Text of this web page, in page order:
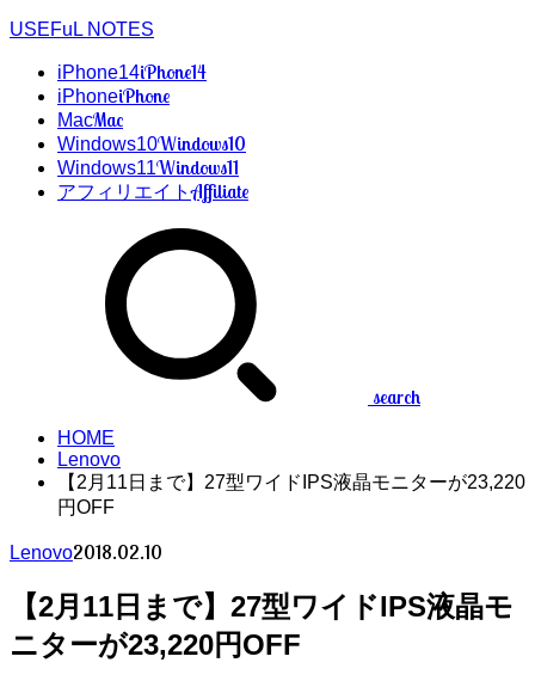
USEFuL NOTES
iPhone14iPhone14
iPhoneiPhone
MacMac
Windows10Windows10
Windows11Windows11
アフィリエイトAffiliate
search
HOME
Lenovo
【2月11日まで】27型ワイドIPS液晶モニターが23,220
円OFF
Lenovo2018.02.10
【2月11日まで】27型ワイドIPS液晶モ
ニターが23,220円OFF